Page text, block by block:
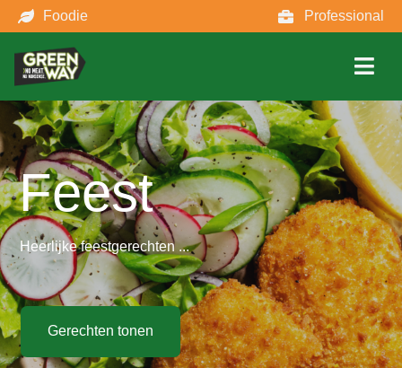
Foodie Professional
Feest
Heerlijke feestgerechten ...
Gerechten tonen